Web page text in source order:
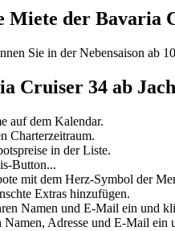
der Bavaria
Sie in der Nebensaison ab
Cruiser 34 ab
auf dem Kalendar.
Charterzeitraum.
in der Liste.
Button...
mit dem Herz-Symbol der
Extras hinzufügen.
Namen und E-Mail ein
Namen, Adresse und E-Mail